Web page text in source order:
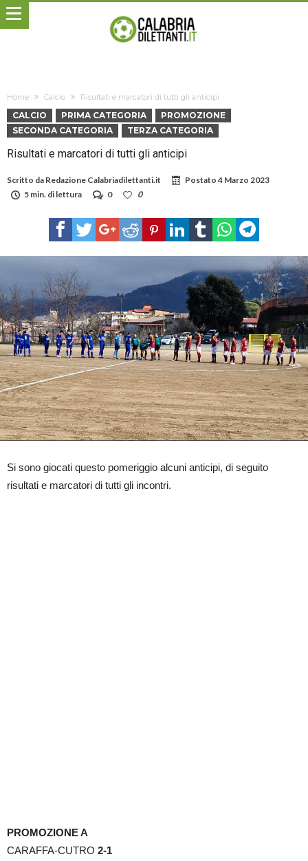
Home Calcio Risultati e marcatori di tutti gli anticipi
CALCIO PRIMA CATEGORIA
PROMOZIONE
SECONDA CATEGORIA
TERZA CATEGORIA
Risultati e marcatori di tutti gli anticipi
Scritto da Redazione Calabriadilettanti.it Postato4 Marzo 2023
5 min. di lettura
0 0
Si sono giocati questo pomeriggio alcuni anticipi, di seguito
risultati e marcatori di tutti gli incontri.
PROMOZIONE A
CARAFFA-CUTRO 2-1